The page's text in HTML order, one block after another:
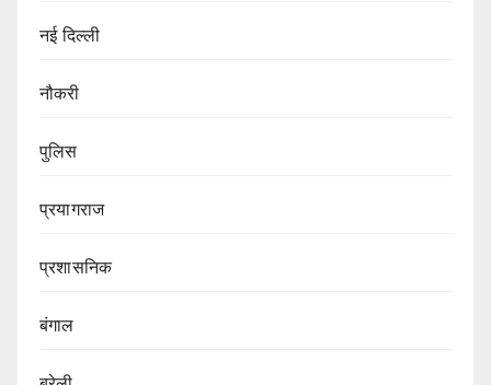
नई दिल्ली
नौकरी
पुलिस
प्रयागराज
प्रशासनिक
बंगाल